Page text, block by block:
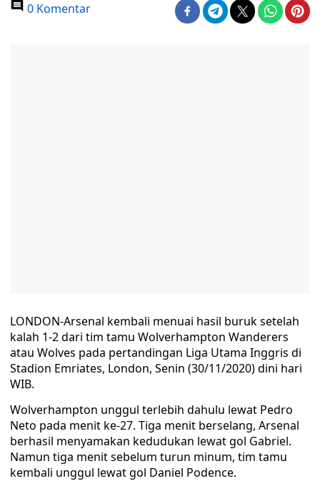
0 Komentar
LONDON-Arsenal kembali menuai hasil buruk setelah
kalah 1-2 dari tim tamu Wolverhampton Wanderers
atau Wolves pada pertandingan Liga Utama Inggris di
Stadion Emriates, London, Senin (30/11/2020) dini hari
WIB.
Wolverhampton unggul terlebih dahulu lewat Pedro
Neto pada menit ke-27. Tiga menit berselang, Arsenal
berhasil menyamakan kedudukan lewat gol Gabriel.
Namun tiga menit sebelum turun minum, tim tamu
kembali unggul lewat gol Daniel Podence.